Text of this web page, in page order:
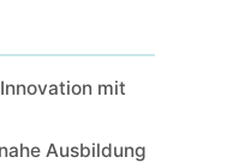
mit
Ausbildung